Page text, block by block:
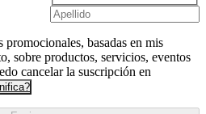
basadas en mis
sobre productos, servicios, eventos
cancelar la suscripción en